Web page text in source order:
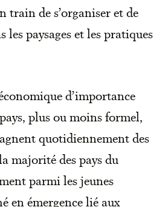
train de s’organiser et de
les paysages et les pratiques
d’importance
plus ou moins formel,
quotidiennement des
majorité des pays du
parmi les jeunes
en émergence lié aux